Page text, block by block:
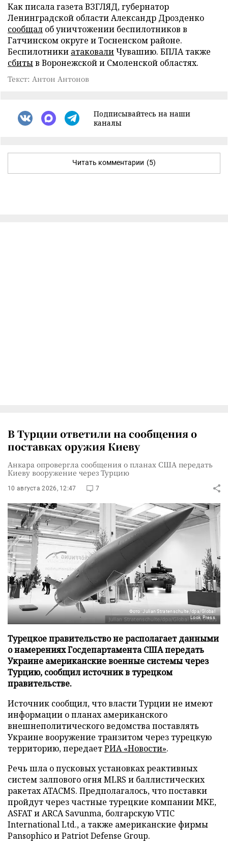
Как писала газета ВЗГЛЯД, губернатор
Ленинградской области Александр Дрозденко
сообщал об уничтожении беспилотников в
Гатчинском округе и Тосненском районе.
Беспилотники атаковалиЧувашию. БПЛА также
сбитыв Воронежской и Смоленской областях.
Текст: Антон Антонов
Подписывайтесь на наши
каналы
Читать комментарии (5)
В Турции ответили на сообщения о
поставках оружия Киеву
Анкара опровергла сообщения о планах США передать
Киеву вооружение через Турцию
10 августа 2026, 12:47 7
Фото: Julian Stratenschulte/dpa/Global
Look Press
Турецкое правительство не располагает данными
о намерениях Госдепартамента США передать
Украине американские военные системы через
Турцию, сообщил источник в турецком
правительстве.
Источник сообщил, что власти Турции не имеют
информации о планах американского
внешнеполитического ведомства поставлять
Украине вооружение транзитом через турецкую
территорию, передаетРИА «Новости».
Речь шла о пусковых установках реактивных
систем залпового огня MLRS и баллистических
ракетах ATACMS. Предполагалось, что поставки
пройдут через частные турецкие компании MKE,
ASFAT и ARCA Savunma, болгарскую VTIC
International Ltd., а также американские фирмы
Pansophico и Patriot Defense Group.